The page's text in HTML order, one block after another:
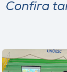
Confira